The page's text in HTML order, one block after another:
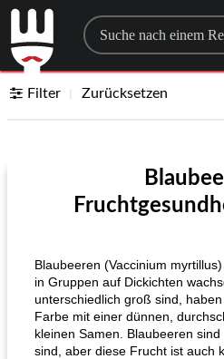
Search for a
Filter Zurücksetzen
Blaubeeren (Vaccinium
in Gruppen auf Dickichten
unterschiedlich groß sind,
Farbe mit einer dünnen,
kleinen Samen. Blaubeeren
sind, aber diese Frucht ist auch